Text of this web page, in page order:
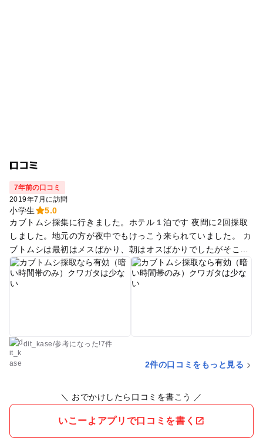
口コミ
7年前の口コミ
2019年7月に訪問
小学生
5.0
カブトムシ採集に行きました。ホテル１泊です 夜間に2回採取
しました。地元の方が夜中でもけっこう来られていました。 カ
ブトムシは最初はメスばかり、朝はオスばかりでしたがそこそ
こ捕れました ノコギリクワガタには逃げられたので帰りに”や
ちよ農業交流センター”でオオクワを購入しました。森は広いの
で探すのが大変です。簡易トイレあり（工事現場のやつ）、自
ルも見つけてました
dit_kase/参考に なった!7件
2件の口コミをもっと見る
＼ おでかけしたら口コミを書こう ／
いこーよアプリで口コミを書く